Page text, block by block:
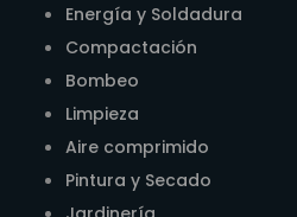
Energía y Soldadura
Compactación
Bombeo
Limpieza
Aire comprimido
Pintura y Secado